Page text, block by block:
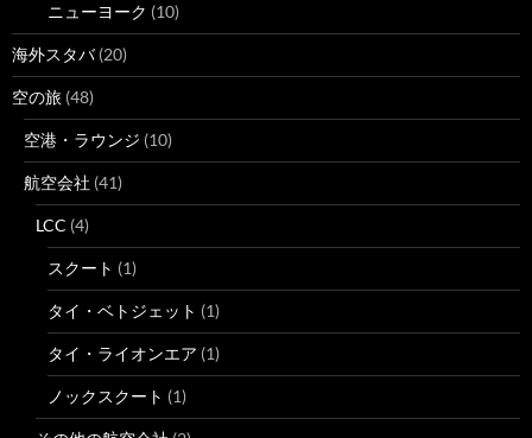
ニューヨーク (10)
海外スタバ(20)
空の旅 (48)
空港・ラウンジ (10)
航空会社 (41)
LCC (4)
スクート (1)
タイ・ベトジェット (1)
タイ・ライオンエア (1)
ノックスクート (1)